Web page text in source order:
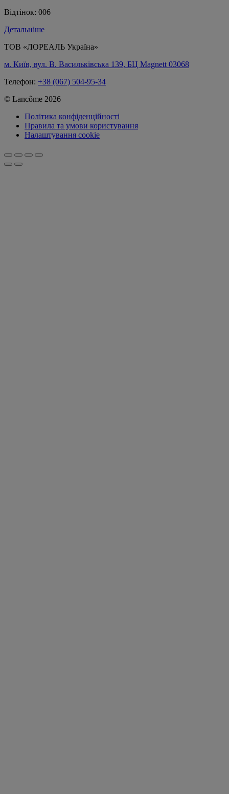
Відтінок: 006
Детальніше
ТОВ «ЛОРЕАЛЬ Україна»
м. Київ, вул. В. Васильківська 139, БЦ Magnett 03068
Телефон: +38 (067) 504-95-34
© Lancôme 2026
Політика конфіденційності
Правила та умови користування
Налаштування cookie